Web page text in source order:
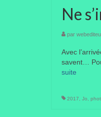
Ne
par
Avec
savent…
suite­­
2017 Jo